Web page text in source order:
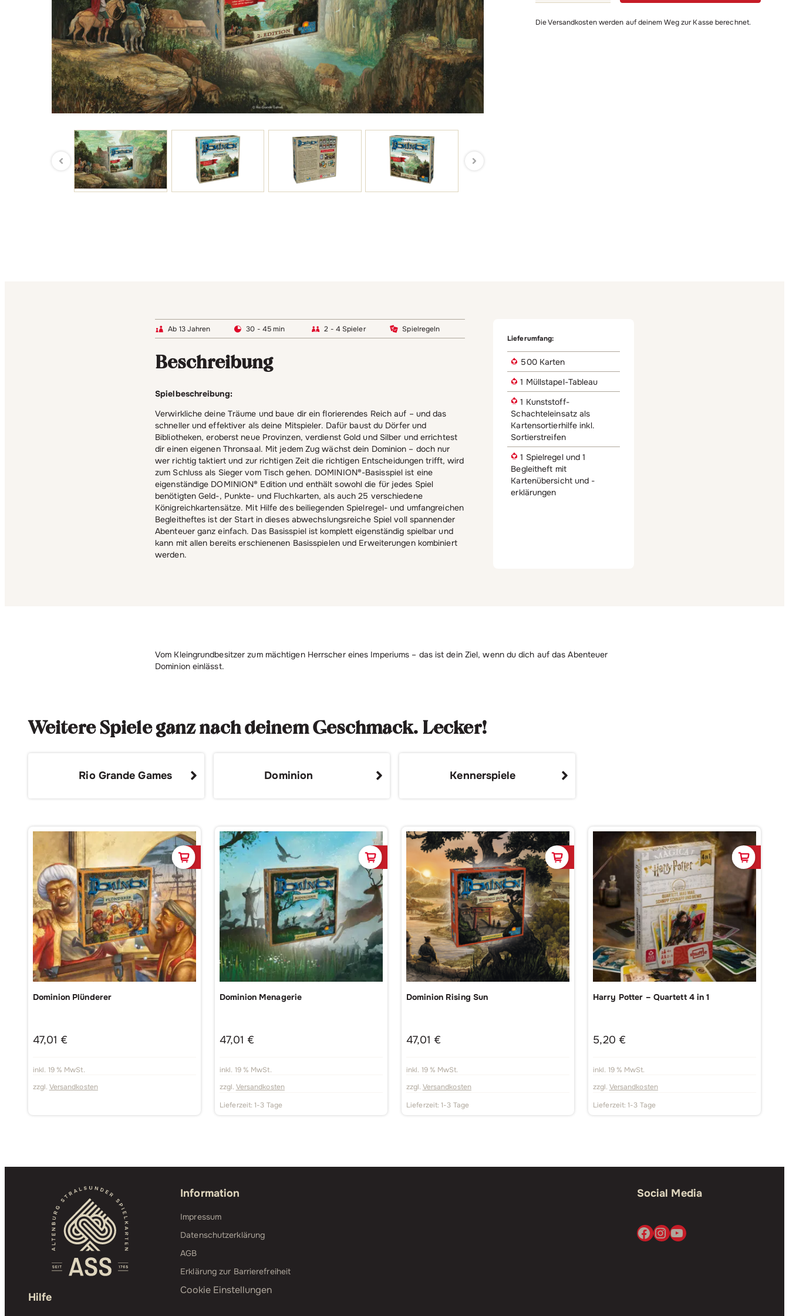
Edition
Die Versandkosten werden auf deinem Weg zur Kasse berechnet.
Ab 13 Jahren 30 - 45 min 2 - 4 Spieler Spielregeln
Beschreibung
Spielbeschreibung:
Verwirkliche deine Träume und baue dir ein florierendes Reich auf – und das
schneller und effektiver als deine Mitspieler. Dafür baust du Dörfer und
Bibliotheken, eroberst neue Provinzen, verdienst Gold und Silber und errichtest
dir einen eigenen Thronsaal. Mit jedem Zug wächst dein Dominion – doch nur
wer richtig taktiert und zur richtigen Zeit die richtigen Entscheidungen trifft, wird
zum Schluss als Sieger vom Tisch gehen. DOMINION®-Basisspiel ist eine
eigenständige DOMINION® Edition und enthält sowohl die für jedes Spiel
benötigten Geld-, Punkte- und Fluchkarten, als auch 25 verschiedene
Königreichkartensätze. Mit Hilfe des beiliegenden Spielregel- und umfangreichen
Begleitheftes ist der Start in dieses abwechslungsreiche Spiel voll spannender
Abenteuer ganz einfach. Das Basisspiel ist komplett eigenständig spielbar und
kann mit allen bereits erschienenen Basisspielen und Erweiterungen kombiniert
werden.
Lieferumfang:
500 Karten
1 Müllstapel-Tableau
1 Kunststoff-
Schachteleinsatz als
Kartensortierhilfe inkl.
Sortierstreifen
1 Spielregel und 1
Begleitheft mit
Kartenübersicht und -
erklärungen
Vom Kleingrundbesitzer zum mächtigen Herrscher eines Imperiums – das ist dein Ziel, wenn du dich auf das Abenteuer
Dominion einlässt.
Weitere Spiele ganz nach deinem Geschmack. Lecker!
Rio Grande Games Dominion Kennerspiele
Dominion Plünderer
47,01 €
inkl. 19 % MwSt.
zzgl. Versandkosten
In den Warenkorb
Dominion Menagerie
47,01 €
inkl. 19 % MwSt.
zzgl. Versandkosten
Lieferzeit:1-3 Tage
In den Warenkorb
Dominion Rising Sun
47,01 €
inkl. 19 % MwSt.
zzgl. Versandkosten
Lieferzeit:1-3 Tage
In den Warenkorb
Harry Potter – Quartett 4 in 1
5,20 €
inkl. 19 % MwSt.
zzgl. Versandkosten
Lieferzeit:1-3 Tage
Hilfe
Information
Impressum
Datenschutzerklärung
AGB
Erklärung zur Barrierefreiheit
Cookie Einstellungen
Social Media
Facebook
Instagram
YouTube